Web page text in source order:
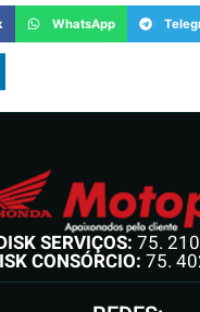
WhatsApp
SERVIÇOS: 75.
CONSÓRCIO: 75.